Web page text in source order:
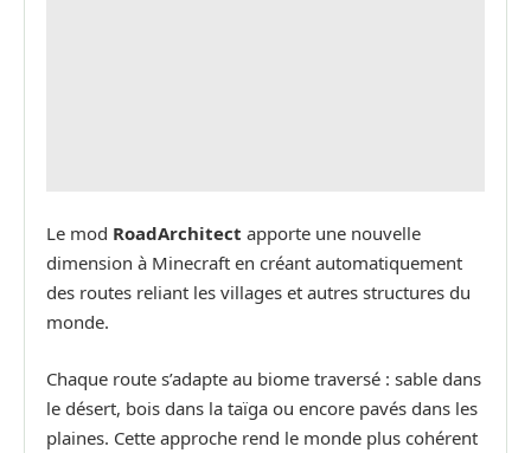
Le mod RoadArchitect apporte une nouvelle
dimension à Minecraft en créant automatiquement
des routes reliant les villages et autres structures du
monde.
Chaque route s’adapte au biome traversé : sable dans
le désert, bois dans la taïga ou encore pavés dans les
plaines. Cette approche rend le monde plus cohérent